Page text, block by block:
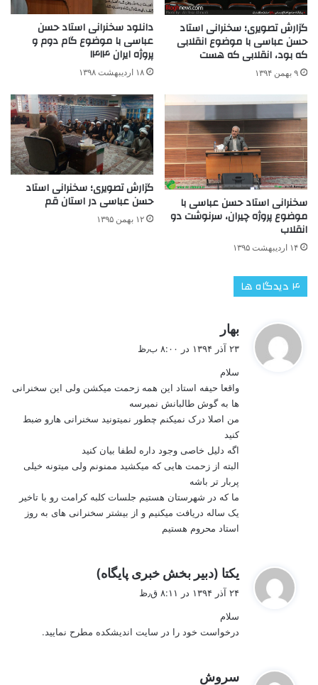
گزارش تصویری؛ سخنرانی استاد
حسن عباسی با موضوع انقلابی
که بود، انقلابی که هست
۹ بهمن ۱۳۹۴
دانلود سخنرانی استاد حسن
عباسی با موضوع گام دوم و
پروژه ایران ۱۴۱۴
۱۸ اردیبهشت ۱۳۹۸
سخنرانی استاد حسن عباسی با
موضوع پروژه چیران، سرنوشت دو
انقلاب
۱۴ اردیبهشت ۱۳۹۵
گزارش تصویری؛ سخنرانی استاد
حسن عباسی در استان قم
۱۲ بهمن ۱۳۹۵
‫۴ دیدگاه ها
بهار
ت
۲۳ آذر ۱۳۹۴ در ۸:۰۰ ب٫ظ
سلام
واقعا حیفه استاد این همه زحمت میکشن ولی این سخنرانی
ها به گوش طالبانش نمیرسه
من اصلا درک نمیکنم چطور نمیتونید سخنرانی هارو ضبط
کنید
اگه دلیل خاصی وجود داره لطفا بیان کنید
البته از زحمت هایی که میکشید ممنونم ولی میتونه خیلی
پربار تر باشه
ما که در شهرستان هستیم جلسات کلبه کرامت رو با تاخیر
یک ساله دریافت میکنیم و از بیشتر سخنرانی های به روز
استاد محروم هستیم
یکتا (دبیر بخش خبری پایگاه)
۲۴ آذر ۱۳۹۴ در ۸:۱۱ ق٫ظ
سلام
درخواست خود را در سایت اندیشکده مطرح نمایید.
سروش